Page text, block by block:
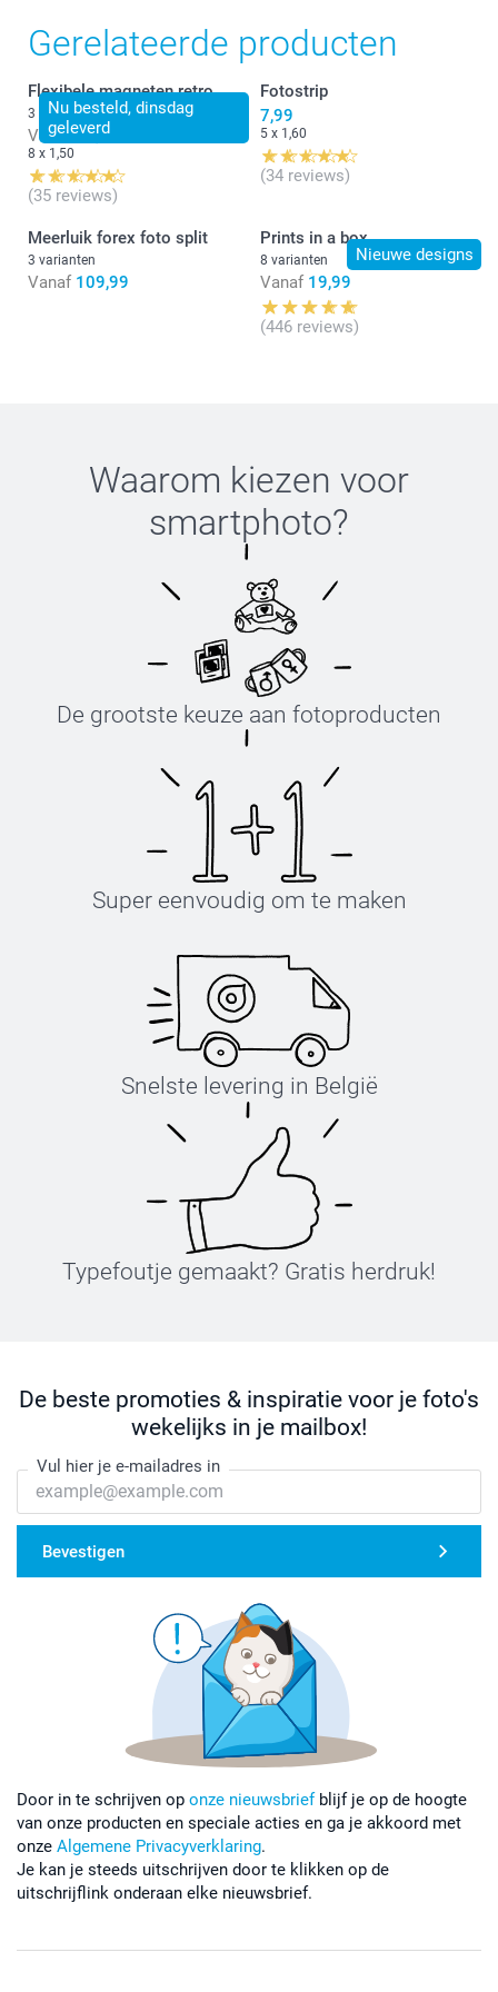
Gerelateerde producten
Nu besteld, dinsdag
geleverd
Flexibele magneten retro
3 varianten
Vanaf 16,80
8 x 1,50
(35 reviews)
Fotostrip
7,99
5 x 1,60
(34 reviews)
Meerluik forex foto split
3 varianten
Vanaf 109,99
Nieuwe designs
Prints in a box
8 varianten
Vanaf 19,99
(446 reviews)
Waarom kiezen voor
smartphoto?
De grootste keuze aan fotoproducten
Super eenvoudig om te maken
Snelste levering in België
Typefoutje gemaakt? Gratis herdruk!
De beste promoties & inspiratie voor je foto's
wekelijks in je mailbox!
Vul hier je e-mailadres in
Bevestigen
Door in te schrijven op onze nieuwsbriefblijf je op de hoogte
van onze producten en speciale acties en ga je akkoord met
onze Algemene Privacyverklaring.
Je kan je steeds uitschrijven door te klikken op de
uitschrijflink onderaan elke nieuwsbrief.